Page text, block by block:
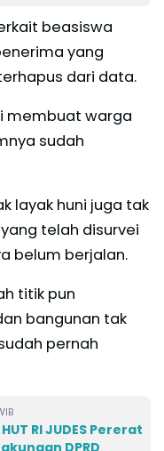
beasiswa
yang
dari data.
membuat warga
sudah
layak huni juga tak
telah disurvei
belum berjalan.
titik pun
bangunan tak
pernah
RI JUDES Pererat
DPRD